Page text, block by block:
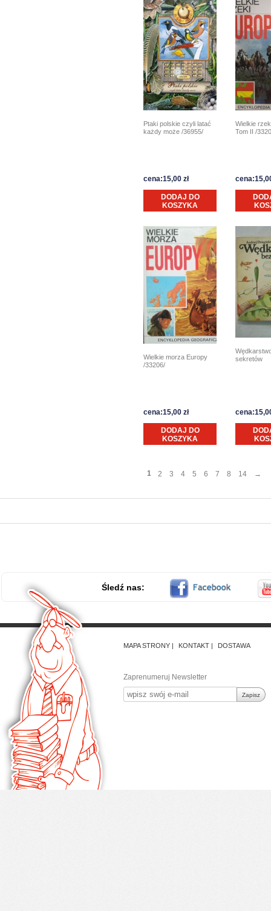
Ptaki polskie czyli latać
każdy może /36955/
cena:15,00 zł
DODAJ DO
KOSZYKA
Wielkie
Tom II /
Wielkie morza Europy
/33206/
cena:15,00 zł
DODAJ DO
KOSZYKA
sekretów
1 2 3 4 5 6 7 8 14 →
Śledź nas:
MAPA STRONY KONTAKT DOSTAWA
Zaprenumeruj Newsletter